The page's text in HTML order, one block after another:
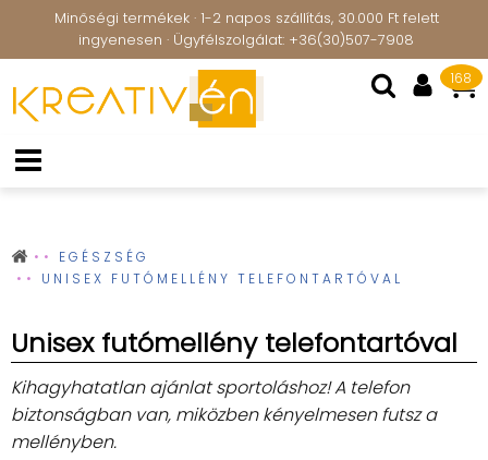
Minőségi termékek · 1-2 napos szállítás, 30.000 Ft felett
ingyenesen · Ügyfélszolgálat: +36(30)507-7908
168
EGÉSZSÉG
UNISEX FUTÓMELLÉNY TELEFONTARTÓVAL
Unisex futómellény telefontartóval
Kihagyhatatlan ajánlat sportoláshoz! A telefon
biztonságban van, miközben kényelmesen futsz a
mellényben.